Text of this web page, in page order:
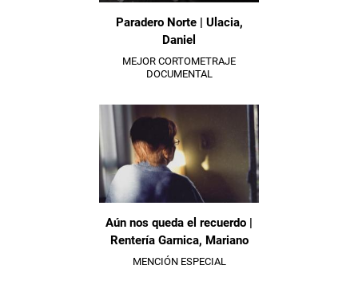
Paradero Norte | Ulacia,
Daniel
MEJOR CORTOMETRAJE
DOCUMENTAL
Aún nos queda el recuerdo |
Rentería Garnica, Mariano
MENCIÓN ESPECIAL